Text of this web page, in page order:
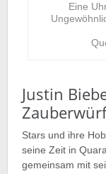
Eine
Justin
Stars und ihre
seine Zeit in
gemeinsam mit